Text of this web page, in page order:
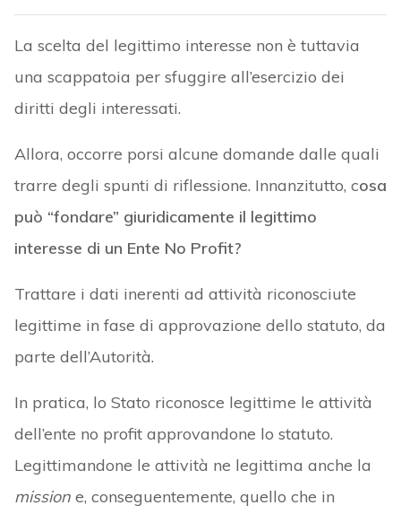
La scelta del legittimo interesse non è tuttavia
una scappatoia per sfuggire all’esercizio dei
diritti degli interessati.
Allora, occorre porsi alcune domande dalle quali
trarre degli spunti di riflessione. Innanzitutto, cosa
può “fondare” giuridicamente il legittimo
interesse di un Ente No Profit?
Trattare i dati inerenti ad attività riconosciute
legittime in fase di approvazione dello statuto, da
parte dell’Autorità.
In pratica, lo Stato riconosce legittime le attività
dell’ente no profit approvandone lo statuto.
Legittimandone le attività ne legittima anche la
missione, conseguentemente, quello che in